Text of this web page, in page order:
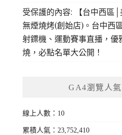
受保護的內容: 【台中西區
無煙燒烤(創始店)。台中西
射鏢機、運動賽事直播，優
燒，必點名單大公開！
GA4瀏覽人氣
線上人數：10
累積人氣：23,752,410